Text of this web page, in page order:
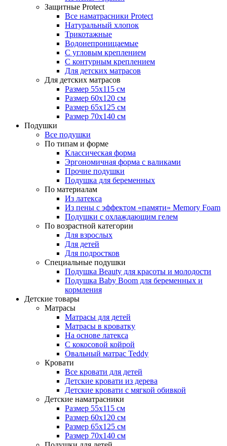
Защитные Protect
Все наматрасники Protect
Натуральный хлопок
Трикотажные
Водонепроницаемые
С угловым креплением
С контурным креплением
Для детских матрасов
Для детских матрасов
Размер 55x115 см
Размер 60x120 см
Размер 65x125 см
Размер 70x140 см
Подушки
Все подушки
По типам и форме
Классическая форма
Эргономичная форма с валиками
Прочие подушки
Подушка для беременных
По материалам
Из латекса
Из пены с эффектом «памяти» Memory Foam
Подушки с охлаждающим гелем
По возрастной категории
Для взрослых
Для детей
Для подростков
Специальные подушки
Подушка Beauty для красоты и молодости
Подушка Baby Boom для беременных и
кормления
Детские товары
Матрасы
Матрасы для детей
Матрасы в кроватку
На основе латекса
С кокосовой койрой
Овальный матрас Teddy
Кровати
Все кровати для детей
Детские кровати из дерева
Детские кровати с мягкой обивкой
Детские наматрасники
Размер 55x115 см
Размер 60x120 см
Размер 65x125 см
Размер 70x140 см